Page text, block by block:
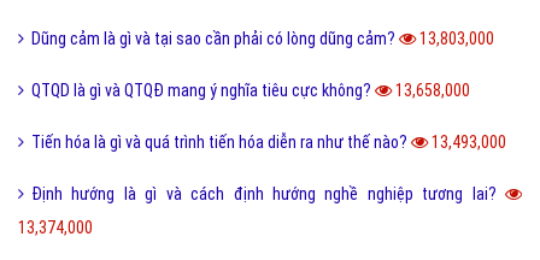
Dũng cảm là gì và tại sao cần phải có lòng dũng cảm? 13,803,000
QTQD là gì và QTQĐ mang ý nghĩa tiêu cực không? 13,658,000
Tiến hóa là gì và quá trình tiến hóa diễn ra như thế nào? 13,493,000
Định hướng là gì và cách định hướng nghề nghiệp tương lai?
13,374,000